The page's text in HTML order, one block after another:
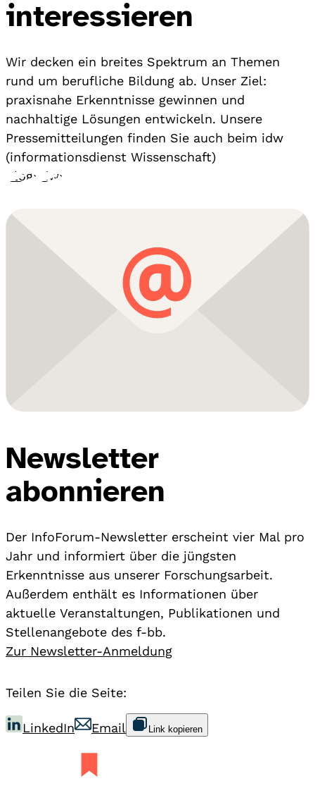
interessieren
Wir decken ein breites Spektrum an Themen
rund um berufliche Bildung ab. Unser Ziel:
praxisnahe Erkenntnisse gewinnen und
nachhaltige Lösungen entwickeln. Unsere
Pressemitteilungen finden Sie auch beim idw
(informationsdienst Wissenschaft)
Blog› idw›
Newsletter
abonnieren
Der InfoForum-Newsletter erscheint vier Mal pro
Jahr und informiert über die jüngsten
Erkenntnisse aus unserer Forschungsarbeit.
Außerdem enthält es Informationen über
aktuelle Veranstaltungen, Publikationen und
Stellenangebote des f-bb.
Zur Newsletter-Anmeldung
Teilen Sie die Seite:
LinkedIn Email Link kopieren